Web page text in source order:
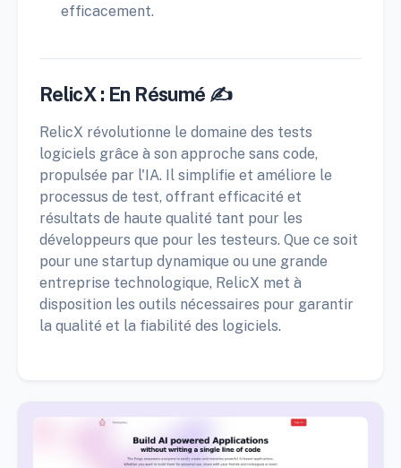
efficacement.
RelicX : En Résumé ✍️
RelicX révolutionne le domaine des tests
logiciels grâce à son approche sans code,
propulsée par l'IA. Il simplifie et améliore le
processus de test, offrant efficacité et
résultats de haute qualité tant pour les
développeurs que pour les testeurs. Que ce soit
pour une startup dynamique ou une grande
entreprise technologique, RelicX met à
disposition les outils nécessaires pour garantir
la qualité et la fiabilité des logiciels.